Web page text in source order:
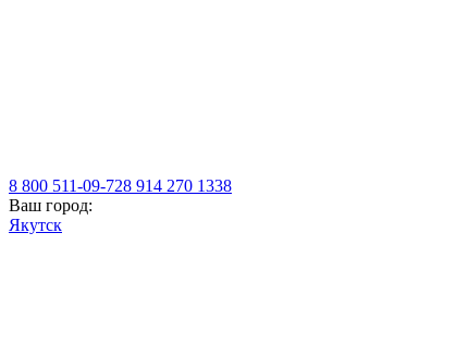
8 800 511-09-728 914 270 1338
Ваш город:
Якутск